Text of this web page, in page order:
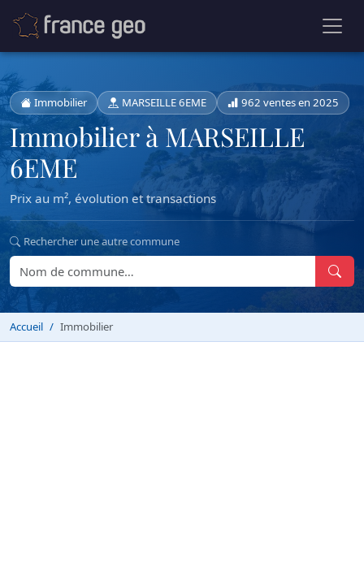
Immobilier MARSEILLE 6EME 962 ventes en 2025
Immobilier à MARSEILLE
6EME
Prix au m², évolution et transactions
Rechercher une autre commune
Accueil Immobilier